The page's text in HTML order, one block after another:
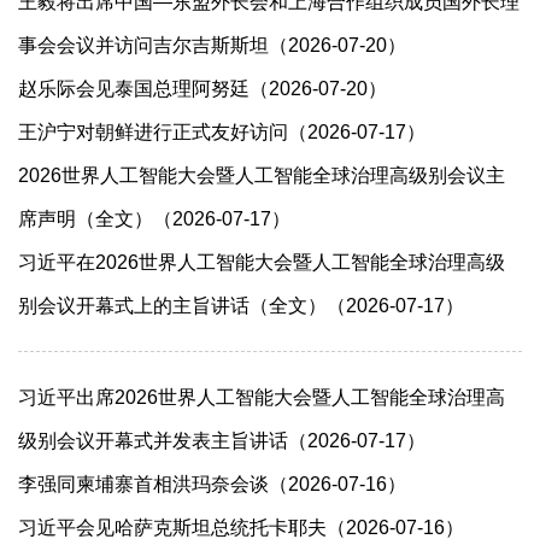
事会会议并访问吉尔吉斯斯坦（2026-07-20）
赵乐际会见泰国总理阿努廷（2026-07-20）
王沪宁对朝鲜进行正式友好访问（2026-07-17）
2026世界人工智能大会暨人工智能全球治理高级别会议主
席声明（全文）（2026-07-17）
习近平在2026世界人工智能大会暨人工智能全球治理高级
别会议开幕式上的主旨讲话（全文）（2026-07-17）
习近平出席2026世界人工智能大会暨人工智能全球治理高
级别会议开幕式并发表主旨讲话（2026-07-17）
李强同柬埔寨首相洪玛奈会谈（2026-07-16）
习近平会见哈萨克斯坦总统托卡耶夫（2026-07-16）